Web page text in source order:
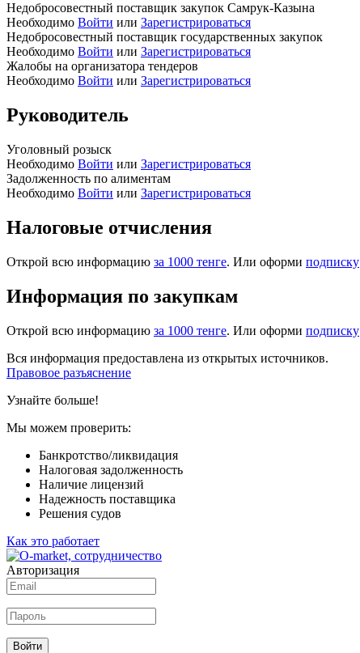
Недобросовестный поставщик закупок Самрук-Казына
Необходимо Войти или Зарегистрироваться
Недобросовестный поставщик государственных закупок
Необходимо Войти или Зарегистрироваться
Жалобы на организатора тендеров
Необходимо Войти или Зарегистрироваться
Руководитель
Уголовный розыск
Необходимо Войти или Зарегистрироваться
Задолженность по алиментам
Необходимо Войти или Зарегистрироваться
Налоговые отчисления
Открой всю информацию за 1000 тенге. Или оформи подписку
Информация по закупкам
Открой всю информацию за 1000 тенге. Или оформи подписку
Вся информация предоставлена из открытых источников.
Правовое разъяснение
Узнайте больше!
Мы можем проверить:
Банкротство/ликвидация
Налоговая задолженность
Наличие лицензий
Надежность поставщика
Решения судов
Как это работает
Авторизация
Войти